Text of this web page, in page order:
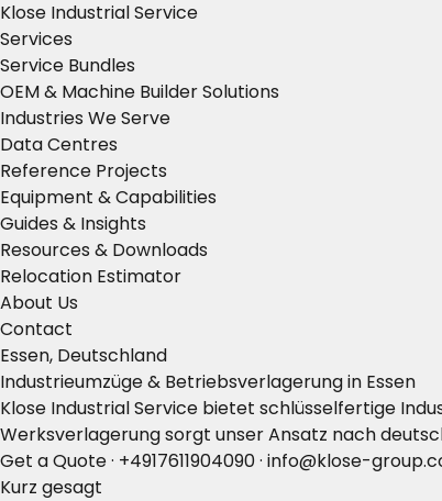
Klose Industrial Service
Services
Service Bundles
OEM & Machine Builder Solutions
Industries We Serve
Data Centres
Reference Projects
Equipment & Capabilities
Guides & Insights
Resources & Downloads
Relocation Estimator
About Us
Contact
Essen, Deutschland
Industrieumzüge & Betriebsverlagerung in Essen
Klose Industrial Service bietet schlüsselfertige
Werksverlagerung sorgt unser Ansatz nach
Get a Quote· +4917611904090· info@klose-
Kurz gesagt